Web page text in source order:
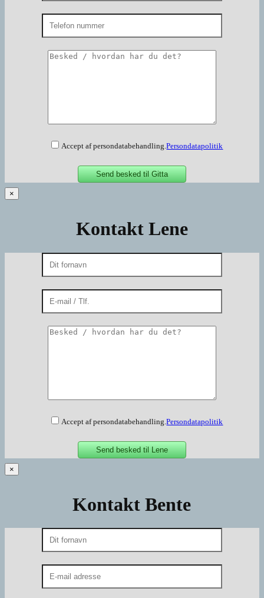
Accept af persondatabehandling.Persondatapolitik
×
Kontakt Lene
Accept af persondatabehandling.Persondatapolitik
×
Kontakt Bente